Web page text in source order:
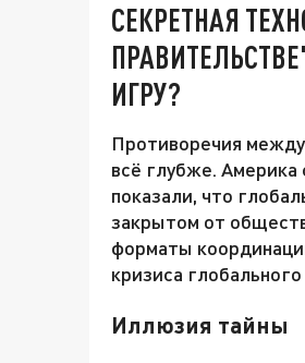
СЕКРЕТНАЯ
ИГРУ?
Противоречия
всё глубже.
показали, что
закрытом от
форматы
кризиса
Иллюзия тайны